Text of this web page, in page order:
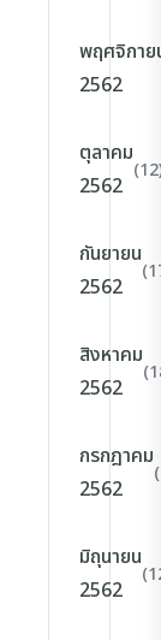
พฤศจิกาย
2562
ตุลาคม
2562
กันยายน
2562
สิงหาคม
2562
กรกฎาคม
2562
มิถุนายน
2562